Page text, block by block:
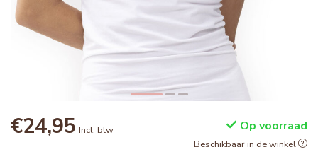
€24,95 Incl. btw Op voorraad
Beschikbaar in de winkel